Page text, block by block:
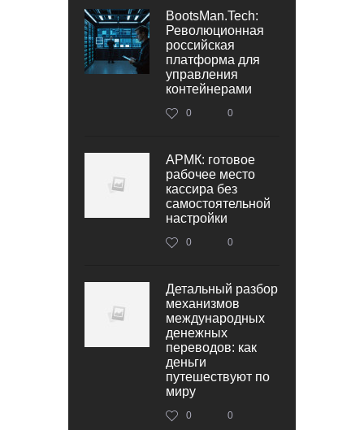
BootsMan.Tech:
Революционная
российская
платформа для
управления
контейнерами
0 0
АРМК: готовое
рабочее место
кассира без
самостоятельной
настройки
0 0
Детальный разбор
механизмов
международных
денежных
переводов: как
деньги
путешествуют по
миру
0 0